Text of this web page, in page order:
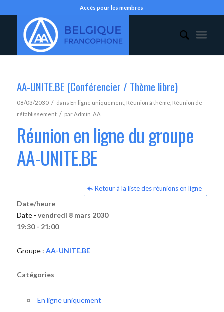
Accès pour les membres
AA-UNITE.BE (Conférencier / Thème libre)
08/03/2030 / dans En ligne uniquement, Réunion à thème Réunion de
rétablissement / parAdmin_AA
Réunion en ligne du groupe
AA-UNITE.BE
Retour à la liste des réunions en ligne
Date/heure
Date - vendredi 8 mars 2030
19:30 - 21:00
Groupe : AA-UNITE.BE
Catégories
En ligne uniquement